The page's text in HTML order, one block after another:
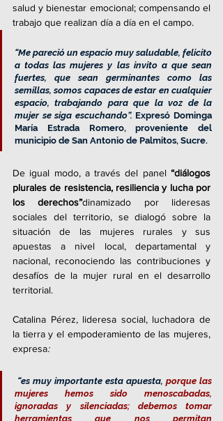
salud y bienestar emocional; compensando el
trabajo que realizan día a día en el campo.
“Me pareció un espacio muy saludable, felicito
a todas las mujeres y las invito a que sean
fuertes, que sean germinantes como las
semillas, somos capaces de estar en cualquier
espacio, trabajando para que la voz de la
mujer se siga escuchando”. Expresó Dominga
María Estrada Romero, proveniente del
municipio de San Antonio de Palmitos, Sucre.
De igual modo, a través del panel “diálogos
plurales de resistencia, resiliencia y lucha por
los derechos”dinamizado por lideresas
sociales del territorio, se dialogó sobre la
situación de las mujeres rurales y sus
apuestas a nivel local, departamental y
nacional, reconociendo las contribuciones y
desafíos de la mujer rural en el desarrollo
territorial.
Catalina Pérez, lideresa social, luchadora de
la tierra y el empoderamiento de las mujeres,
expresa:
“es muy importante esta apuesta, porque las
mujeres hemos sido menoscabadas,
ignoradas y silenciadas; debemos tomar
herramientas que nos permitan